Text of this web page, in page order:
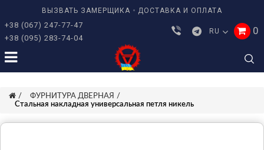
ВЫЗВАТЬ ЗАМЕРЩИКА ДОСТАВКА И ОПЛАТА
+38 (067) 247-77-47
+38 (095) 283-74-04
RU 0
ФУРНИТУРА ДВЕРНАЯ
Стальная накладная универсальная петля никель